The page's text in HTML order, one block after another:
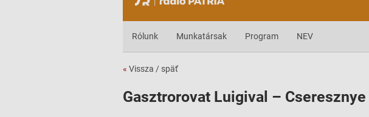
Rólunk Munkatársak Program NEV
« Vissza / späť
Gasztrorovat Luigival –